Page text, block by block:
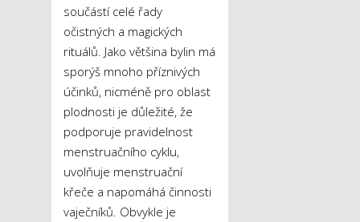
součástí celé řady
očistných a magických
rituálů. Jako většina bylin má
sporýš mnoho příznivých
účinků, nicméně pro oblast
plodnosti je důležité, že
podporuje pravidelnost
menstruačního cyklu,
uvolňuje menstruační
křeče a napomáhá činnosti
vaječníků. Obvykle je